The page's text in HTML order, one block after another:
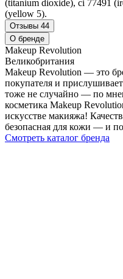
(titanium dioxide), ci 77491
(yellow 5).
Отзывы 44
О бренде
Makeup Revolution
Великобритания
Makeup Revolution — это
покупателя и
тоже не случайно — по
косметика Makeup
искусстве макияжа!
безопасная для кожи — и
Смотреть каталог бренда